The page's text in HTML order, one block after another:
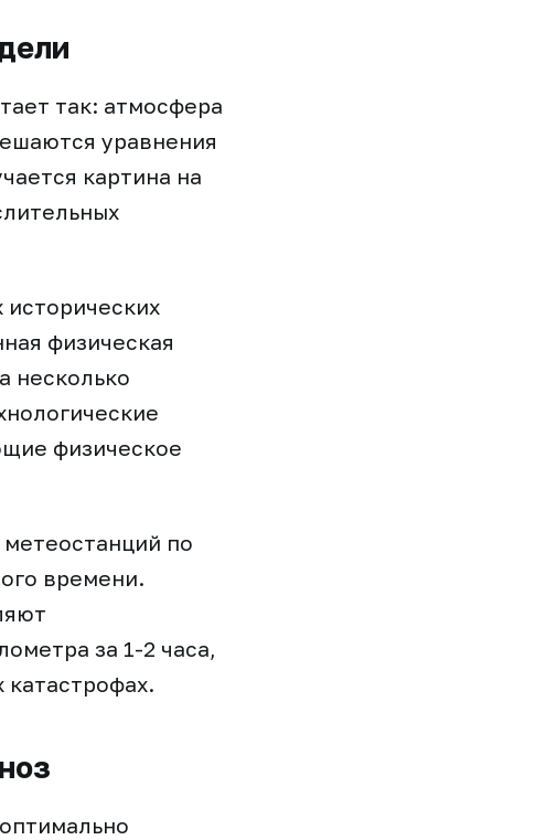
так: атмосфера
уравнения
картина на
физическая
несколько
физическое
по
времени.
за 1-2 часа,